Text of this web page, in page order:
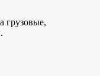
грузовые,